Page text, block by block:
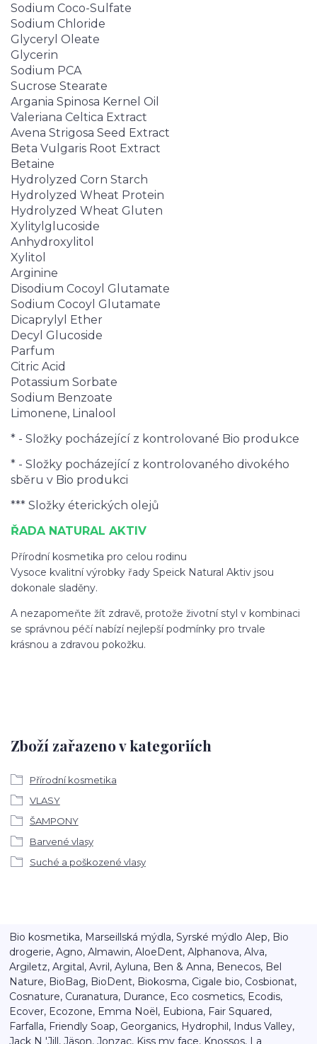
Sodium Coco-Sulfate
Sodium Chloride
Glyceryl Oleate
Glycerin
Sodium PCA
Sucrose Stearate
Argania Spinosa Kernel Oil
Valeriana Celtica Extract
Avena Strigosa Seed Extract
Beta Vulgaris Root Extract
Betaine
Hydrolyzed Corn Starch
Hydrolyzed Wheat Protein
Hydrolyzed Wheat Gluten
Xylitylglucoside
Anhydroxylitol
Xylitol
Arginine
Disodium Cocoyl Glutamate
Sodium Cocoyl Glutamate
Dicaprylyl Ether
Decyl Glucoside
Parfum
Citric Acid
Potassium Sorbate
Sodium Benzoate
Limonene, Linalool
* - Složky pocházející z kontrolované Bio produkce
* - Složky pocházející z kontrolovaného divokého
sběru v Bio produkci
*** Složky éterických olejů
ŘADA NATURAL AKTIV
Přírodní kosmetika pro celou rodinu
Vysoce kvalitní výrobky řady Speick Natural Aktiv jsou
dokonale sladěny.
A nezapomeňte žít zdravě, protože životní styl v kombinaci
se správnou péčí nabízí nejlepší podmínky pro trvale
krásnou a zdravou pokožku.
Zboží zařazeno v kategoriích
Přírodní kosmetika
VLASY
ŠAMPONY
Barvené vlasy
Suché a poškozené vlasy
Bio kosmetika, Marseillská mýdla, Syrské mýdlo Alep, Bio
drogerie, Agno, Almawin, AloeDent, Alphanova, Alva,
Argiletz, Argital, Avril, Ayluna, Ben & Anna, Benecos, Bel
Nature, BioBag, BioDent, Biokosma, Cigale bio, Cosbionat,
Cosnature, Curanatura, Durance, Eco cosmetics, Ecodis,
Ecover, Ecozone, Emma Noël, Eubiona, Fair Squared,
Farfalla, Friendly Soap, Georganics, Hydrophil, Indus Valley,
Jack N 'Jill, Jäson, Jonzac, Kiss my face, Knossos, La